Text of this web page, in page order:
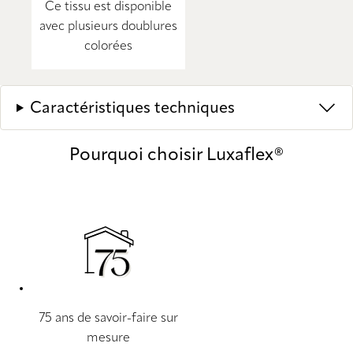
Ce tissu est disponible
avec plusieurs doublures
colorées
Caractéristiques techniques
Pourquoi choisir Luxaflex®
75 ans de savoir-faire sur
mesure